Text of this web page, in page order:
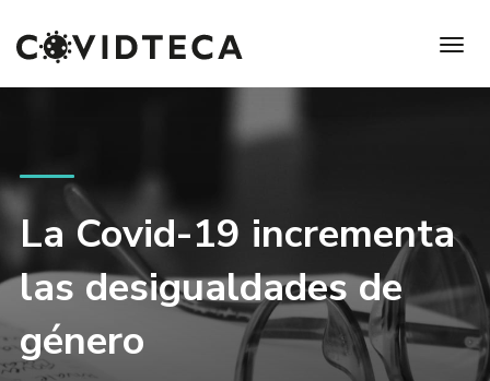
La Covid-19 incrementa
las desigualdades de
género